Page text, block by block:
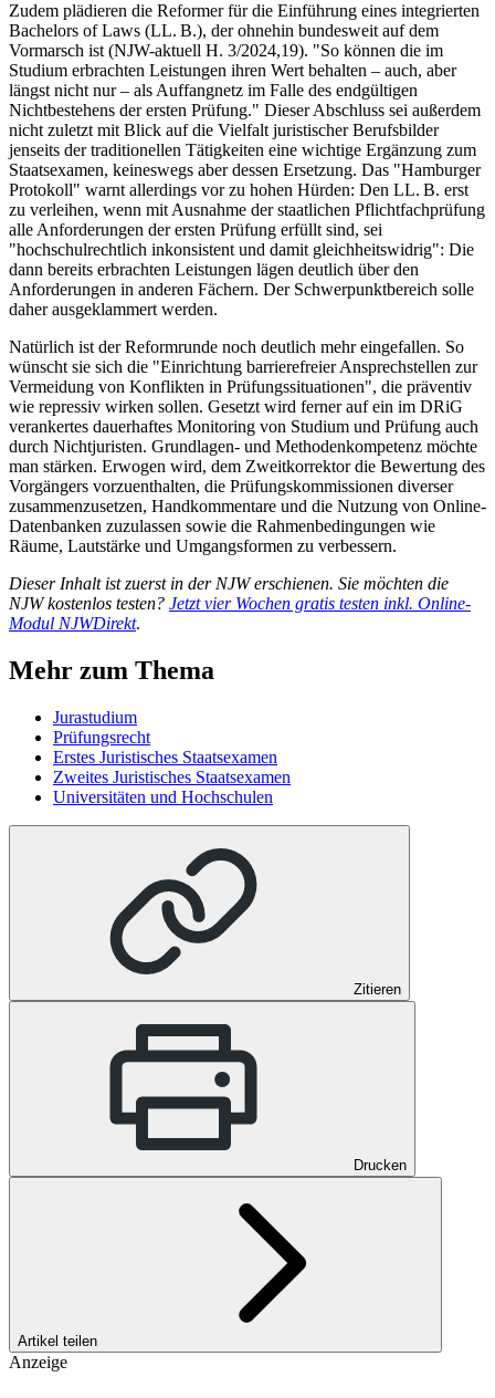
Zudem plädieren die Reformer für die Einführung eines integrierten
Bachelors of Laws (LL. B.), der ohnehin bundesweit auf dem
Vormarsch ist (NJW-aktuell H. 3/2024,19). "So können die im
Studium erbrachten Leistungen ihren Wert behalten – auch, aber
längst nicht nur – als Auffangnetz im Falle des endgültigen
Nichtbestehens der ersten Prüfung." Dieser Abschluss sei außerdem
nicht zuletzt mit Blick auf die Vielfalt juristischer Berufsbilder
jenseits der traditionellen Tätigkeiten eine wichtige Ergänzung zum
Staatsexamen, keineswegs aber dessen Ersetzung. Das "Hamburger
Protokoll" warnt allerdings vor zu hohen Hürden: Den LL. B. erst
zu verleihen, wenn mit Ausnahme der staatlichen Pflichtfachprüfung
alle Anforderungen der ersten Prüfung erfüllt sind, sei
"hochschulrechtlich inkonsistent und damit gleichheitswidrig": Die
dann bereits erbrachten Leistungen lägen deutlich über den
Anforderungen in anderen Fächern. Der Schwerpunktbereich solle
daher ausgeklammert werden.
Natürlich ist der Reformrunde noch deutlich mehr eingefallen. So
wünscht sie sich die "Einrichtung barrierefreier Ansprechstellen zur
Vermeidung von Konflikten in Prüfungssituationen", die präventiv
wie repressiv wirken sollen. Gesetzt wird ferner auf ein im DRiG
verankertes dauerhaftes Monitoring von Studium und Prüfung auch
durch Nichtjuristen. Grundlagen- und Methodenkompetenz möchte
man stärken. Erwogen wird, dem Zweitkorrektor die Bewertung des
Vorgängers vorzuenthalten, die Prüfungskommissionen diverser
zusammenzusetzen, Handkommentare und die Nutzung von Online-
Datenbanken zuzulassen sowie die Rahmenbedingungen wie
Räume, Lautstärke und Umgangsformen zu verbessern.
Dieser Inhalt ist zuerst in der NJW erschienen. Sie möchten die
NJW kostenlos testen? Jetzt vier Wochen gratis testen inkl. Online-
Modul NJWDirekt.
Mehr zum Thema
Jurastudium
Prüfungsrecht
Erstes Juristisches Staatsexamen
Zweites Juristisches Staatsexamen
Universitäten und Hochschulen
Zitieren
Drucken
Artikel teilen
Anzeige